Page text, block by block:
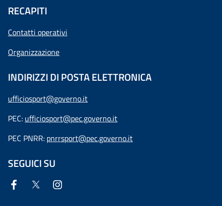
RECAPITI
Contatti operativi
Organizzazione
INDIRIZZI DI POSTA ELETTRONICA
ufficiosport@governo.it
PEC: ufficiosport@pec.governo.it
PEC PNRR: pnrrsport@pec.governo.it
SEGUICI SU